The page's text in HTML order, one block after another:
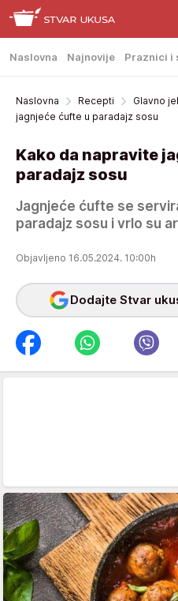
Naslovna Najnovije Praznici i
Naslovna Recepti Glavno
jagnjeće ćufte u paradajz sosu
Kako da napravite
paradajz sosu
Jagnjeće ćufte se
paradajz sosu i vrlo su
Objavljeno 16.05.2024. 10:00h
Dodajte Stvar